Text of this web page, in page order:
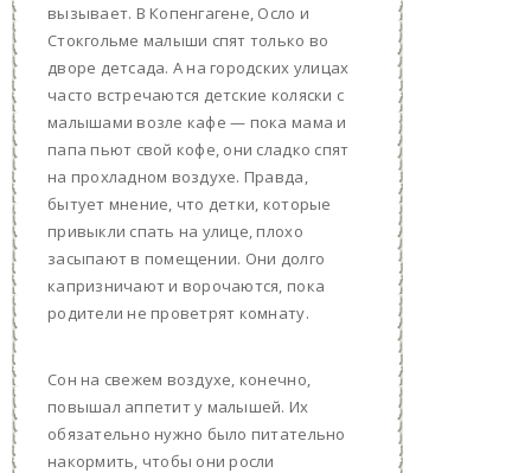
вызывает. В Копенгагене, Осло и
Стокгольме малыши спят только во
дворе детсада. А на городских улицах
часто встречаются детские коляски с
малышами возле кафе — пока мама и
папа пьют свой кофе, они сладко спят
на прохладном воздухе. Правда,
бытует мнение, что детки, которые
привыкли спать на улице, плохо
засыпают в помещении. Они долго
капризничают и ворочаются, пока
родители не проветрят комнату.
Сон на свежем воздухе, конечно,
повышал аппетит у малышей. Их
обязательно нужно было питательно
накормить, чтобы они росли